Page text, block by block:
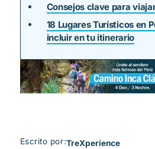
Consejos clave para
18 Lugares Turísticos en
incluir en tu itinerario
Escrito por:TreXperience